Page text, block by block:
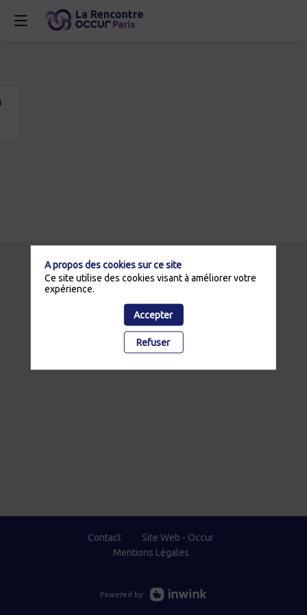
Contact
Site Web - Occur
Mentions Légales
Powered by
A propos des cookies sur ce site
Ce site utilise des cookies visant à améliorer votre
expérience.
Accepter
Refuser